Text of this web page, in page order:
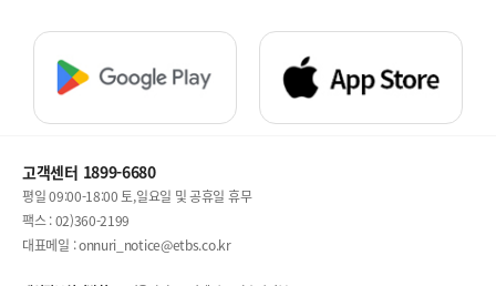
고객센터 1899-6680
평일 09:00-18:00 토,일요일 및 공휴일 휴무
팩스 : 02)360-2199
대표메일 : onnuri_notice@etbs.co.kr